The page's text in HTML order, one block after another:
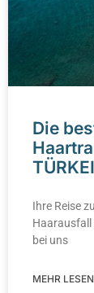
Die
Ihre Reise
Haarausfall
bei uns
MEHR